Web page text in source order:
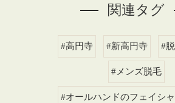
関連タグ
#高円寺 #新高円寺 #
#メンズ脱毛
#オールハンドのフェイシ